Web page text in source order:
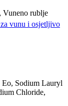
Vuneno rublje
vunu i osjetljivo
Sodium Lauryl
Chloride,